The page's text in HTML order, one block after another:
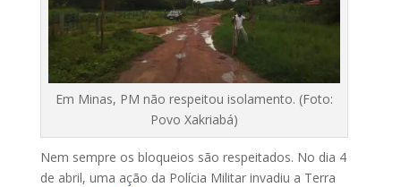
Em Minas, PM não respeitou isolamento. (Foto:
Povo Xakriabá)
Nem sempre os bloqueios são respeitados. No dia 4
de abril, uma ação da Polícia Militar invadiu a Terra